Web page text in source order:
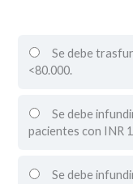
Se debe
<80.000.
Se debe
pacientes con INR
Se debe